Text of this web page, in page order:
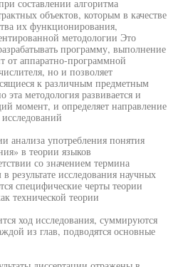
составлении алгоритма
объектов, которым в качестве
их функционирования,
методологии Это
программу, выполнение
от аппаратно-программной
но и позволяет
к различным предметным
методология развивается и
момент, и определяет направление
анализа употребления понятия
в теории языков
со значением термина
результате исследования научных
специфические черты теории
технической теории
ход исследования, суммируются
из глав, подводятся основные